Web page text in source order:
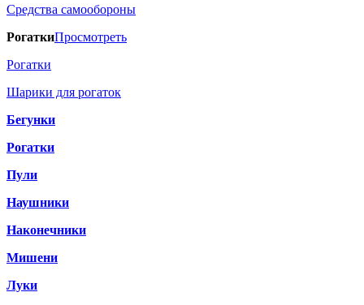
Средства самообороны
РогаткиПросмотреть
Рогатки
Шарики для рогаток
Бегунки
Рогатки
Пули
Наушники
Наконечники
Мишени
Луки